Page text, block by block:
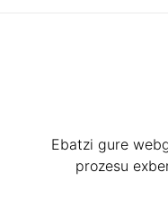
Ebatzi gure
prozesu